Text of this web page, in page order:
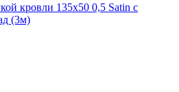
кровли 135х50 0,5 Satin с
(3м)